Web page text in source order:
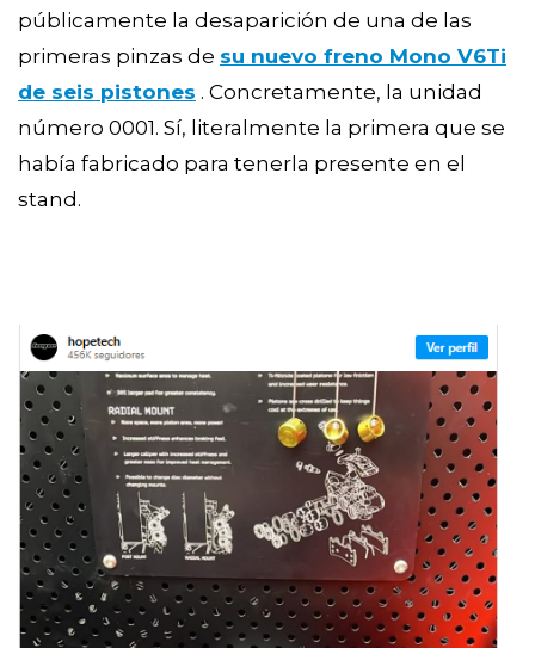
públicamente la desaparición de una de las
primeras pinzas de su nuevo freno Mono V6Ti
de seis pistones . Concretamente, la unidad
número 0001. Sí, literalmente la primera que se
había fabricado para tenerla presente en el
stand.